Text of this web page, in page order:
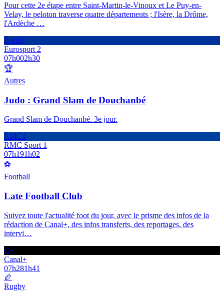
Pour cette 2e étape entre Saint-Martin-le-Vinoux et Le Puy-en-
Velay, le peloton traverse quatre départements ; l'Isère, la Drôme,
l'Ardèche …
Euro2
Eurosport 2
07h002h30
🏆
Autres
Judo : Grand Slam de Douchanbé
Grand Slam de Douchanbé. 3e jour.
RMC1
RMC Sport 1
07h191h02
⚽
Football
Late Football Club
Suivez toute l'actualité foot du jour, avec le prisme des infos de la
rédaction de Canal+, des infos transferts, des reportages, des
intervi…
C+
Canal+
07h281h41
🏉
Rugby